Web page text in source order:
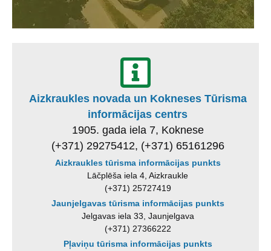
Aizkraukles novada un Kokneses Tūrisma
informācijas centrs
1905. gada iela 7, Koknese
(+371) 29275412, (+371) 65161296
Aizkraukles tūrisma informācijas punkts
Lāčplēša iela 4, Aizkraukle
(+371) 25727419
Jaunjelgavas tūrisma informācijas punkts
Jelgavas iela 33, Jaunjelgava
(+371) 27366222
Pļaviņu tūrisma informācijas punkts